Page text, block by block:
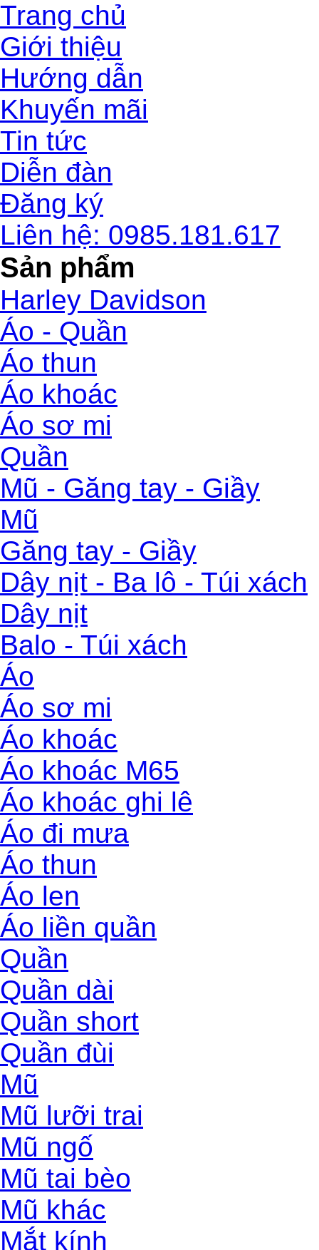
Trang chủ
Giới thiệu
Hướng dẫn
Khuyến mãi
Tin tức
Diễn đàn
Đăng ký
Liên hệ: 0985.181.617
Sản phẩm
Harley Davidson
Áo - Quần
Áo thun
Áo khoác
Áo sơ mi
Quần
Mũ - Găng tay - Giầy
Mũ
Găng tay - Giầy
Dây nịt - Ba lô - Túi xách
Dây nịt
Balo - Túi xách
Áo
Áo sơ mi
Áo khoác
Áo khoác M65
Áo khoác ghi lê
Áo đi mưa
Áo thun
Áo len
Áo liền quần
Quần
Quần dài
Quần short
Quần đùi
Mũ
Mũ lưỡi trai
Mũ ngố
Mũ tai bèo
Mũ khác
Mắt kính